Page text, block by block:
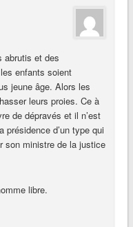
abrutis et des
enfants soient
jeune âge. Alors les
leurs proies. Ce à
de dépravés et il n’est
d’un type qui
son ministre de la justice
libre.